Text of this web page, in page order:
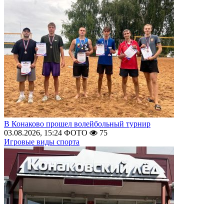
В Конаково прошел волейбольный турнир
03.08.2026, 15:24 ФОТО
75
Игровые виды спорта